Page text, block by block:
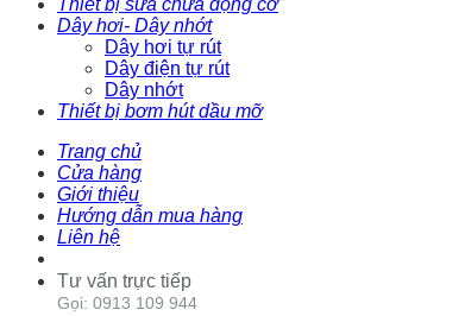
Thiết bị sửa chữa động cơ
Dây hơi- Dây nhớt
Dây hơi tự rút
Dây điện tự rút
Dây nhớt
Thiết bị bơm hút dầu mỡ
Trang chủ
Cửa hàng
Giới thiệu
Hướng dẫn mua hàng
Liên hệ
Tư vấn trực tiếp
Gọi: 0913 109 944